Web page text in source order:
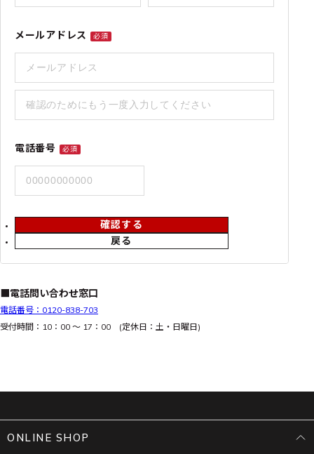
メールアドレス 必須
電話番号 必須
戻る
確認する
■電話問い合わせ窓口
電話番号：0120-838-703
受付時間：10：00 ～ 17：00 (定休日：土・日曜日)
ONLINE SHOP